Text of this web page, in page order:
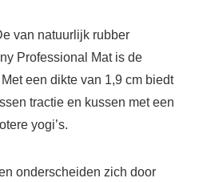
van natuurlijk rubber
Professional Mat is de
een dikte van 1,9 cm biedt
tractie en kussen met een
yogi’s.
onderscheiden zich door